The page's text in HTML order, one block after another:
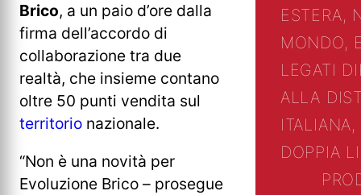
Brico, a un paio d’ore dalla
firma dell’accordo di
collaborazione tra due
realtà, che insieme contano
oltre 50 punti vendita sul
territorio nazionale.
“Non è una novità per
Evoluzione Brico – prosegue
ESTERA,
MONDO,
LEGATI
ALLA
DOPPIA